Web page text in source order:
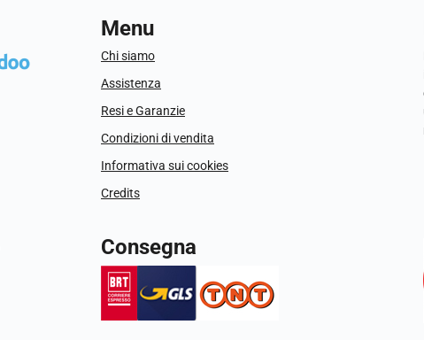
Menu
Chi siamo
Assistenza
Resi e Garanzie
Condizioni di vendita
Informativa sui cookies
Credits
Consegna